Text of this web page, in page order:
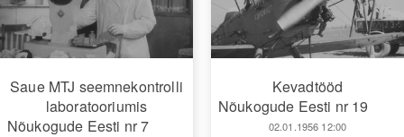
Saue MTJ seemnekontrolli
laboratooriumis
Nõukogude Eesti nr 7
Kevadtööd
Nõukogude Eesti nr 19
02.01.1956 12:00